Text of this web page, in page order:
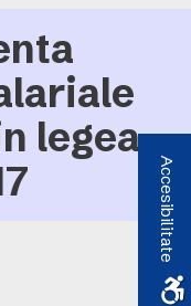
legea
Accesibilitate